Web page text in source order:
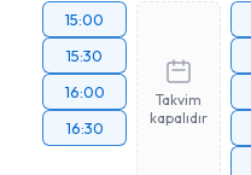
15:00
15:30
16:00
16:30
Takvim
kapalıdır